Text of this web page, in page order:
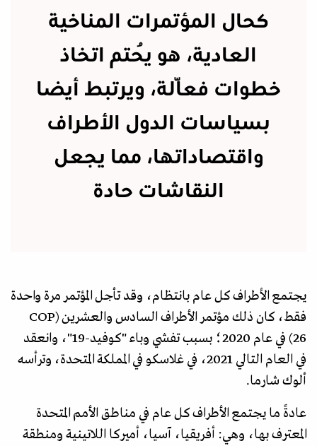
كحال المؤتمرات المناخية
العادية، هو يُحتم اتخاذ
خطوات فعّالة، ويرتبط أيضا
بسياسات الدول الأطراف
واقتصاداتها، مما يجعل
النقاشات حادة
يجتمع الأطراف كل عام بانتظام، وقد تأجل المؤتمر مرة واحدة
فقط، كان ذلك مؤتمر الأطراف السادس والعشرين (COP
26) في عام 2020؛ بسبب تفشي وباء "كوفيد-19"، وانعقد
في العام التالي 2021، في غلاسكو في المملكة المتحدة، وترأسه
ألوك شارما.
عادةً ما يجتمع الأطراف كل عام في مناطق الأمم المتحدة
المعترف بها، وهي: أفريقيا، آسيا، أميركا اللاتينية ومنطقة